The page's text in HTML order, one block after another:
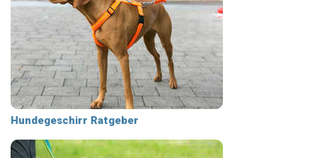
Hundegeschirr Ratgeber